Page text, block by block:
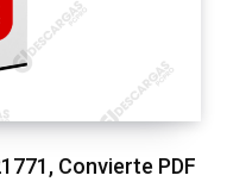
Convierte PDF